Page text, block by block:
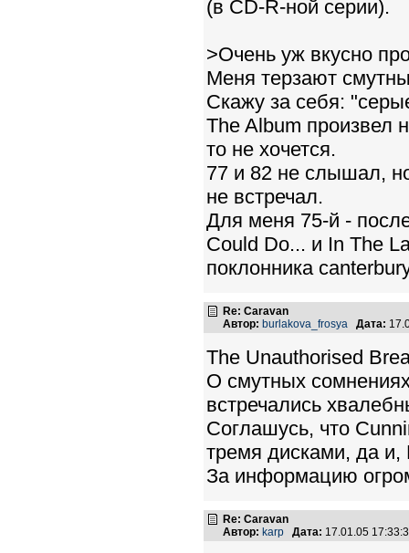
(в CD-R-ной серии).
>Очень уж вкусно
Меня терзают
Скажу за себя:
The Album произвел
то не хочется.
77 и 82 не слышал,
не встречал.
Для меня 75-й -
Could Do... и In The
поклонника
Re: Caravan
Автор: burlakova_frosya Дата:
The Unauthorised
О смутных
встречались
Соглашусь, что
тремя дисками, да
За информацию
Re: Caravan
Автор: karp Дата: 17.01.05